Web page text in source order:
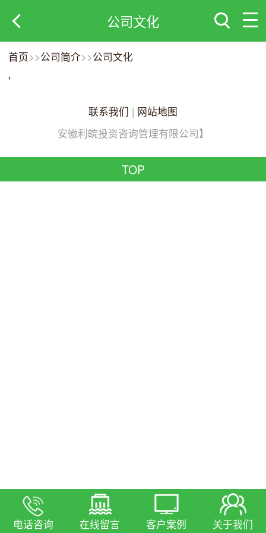
公司文化
首页>>公司简介>>公司文化
'
联系我们 | 网站地图
安徽利皖投资咨询管理有限公司】
电话咨询 在线留言 客户案例 关于我们
TOP